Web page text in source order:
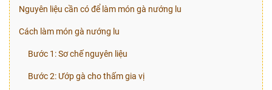
Nguyên liệu cần có để làm món gà nướng lu
Cách làm món gà nướng lu
Bước 1: Sơ chế nguyên liệu
Bước 2: Ướp gà cho thấm gia vị